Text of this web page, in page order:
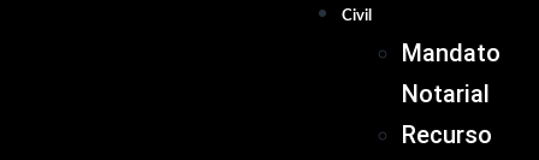
Civil
Mandato
Notarial
Recurso